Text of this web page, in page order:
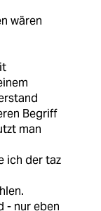
wären
Begriff
man
ich der taz
- nur eben